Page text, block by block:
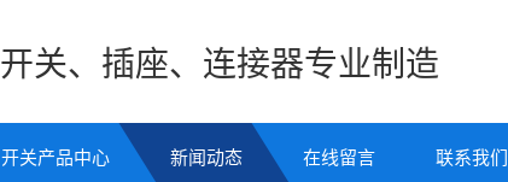
开关、插座、连接器专业制造
开关产品中心 新闻动态 在线留言 联系我们